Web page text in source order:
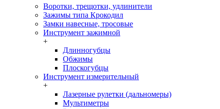
Воротки, трещотки, удлинители
Зажимы типа Крокодил
Замки навесные, тросовые
Инструмент зажимной
+
Длинногубцы
Обжимы
Плоскогубцы
Инструмент измерительный
+
Лазерные рулетки (дальномеры)
Мультиметры